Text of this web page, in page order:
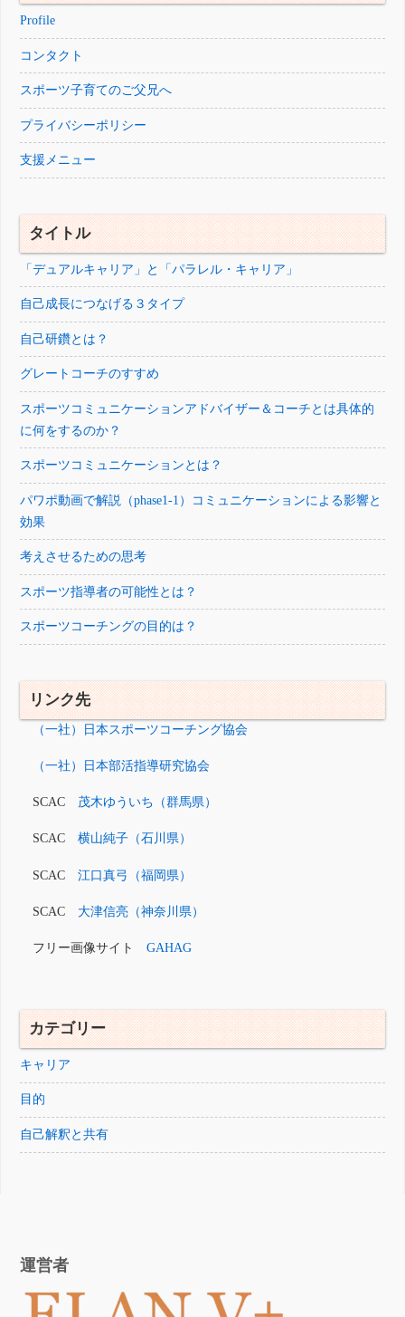
Profile
コンタクト
スポーツ子育てのご父兄へ
プライバシーポリシー
支援メニュー
タイトル
「デュアルキャリア」と「パラレル・キャリア」
自己成長につなげる３タイプ
自己研鑽とは？
グレートコーチのすすめ
スポーツコミュニケーションアドバイザー＆コーチとは具体的
に何をするのか？
スポーツコミュニケーションとは？
パワポ動画で解説（phase1-1）コミュニケーションによる影響と
効果
考えさせるための思考
スポーツ指導者の可能性とは？
スポーツコーチングの目的は？
リンク先
（一社）日本スポーツコーチング協会
（一社）日本部活指導研究協会
SCAC 茂木ゆういち（群馬県）
SCAC 横山純子（石川県）
SCAC 江口真弓（福岡県）
SCAC 大津信亮（神奈川県）
フリー画像サイト GAHAG
カテゴリー
キャリア
目的
自己解釈と共有
運営者